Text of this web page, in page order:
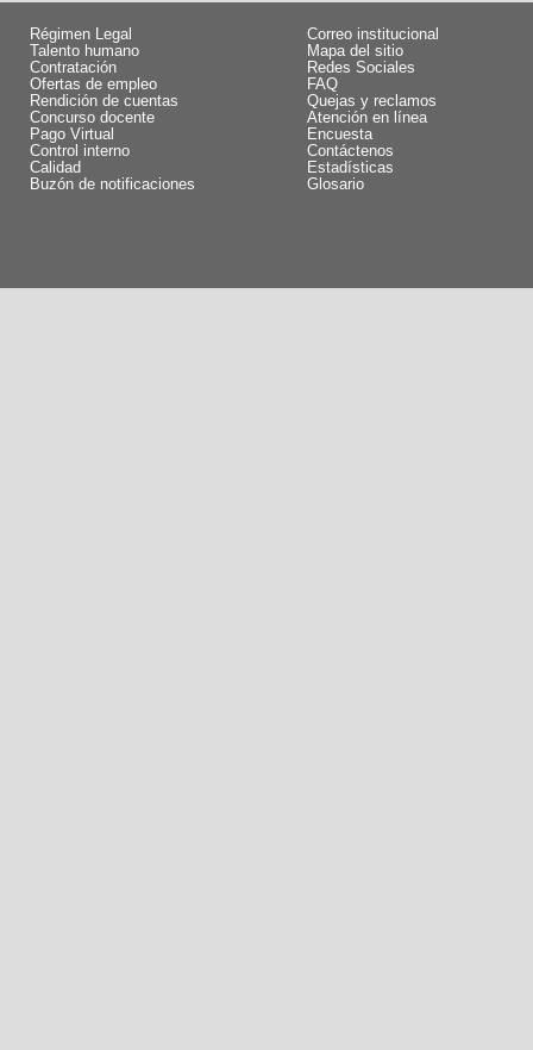
Régimen Legal
Talento humano
Contratación
Ofertas de empleo
Rendición de cuentas
Concurso docente
Pago Virtual
Control interno
Calidad
Buzón de notificaciones
Correo institucional
Mapa del sitio
Redes Sociales
FAQ
Quejas y reclamos
Atención en línea
Encuesta
Contáctenos
Estadísticas
Glosario